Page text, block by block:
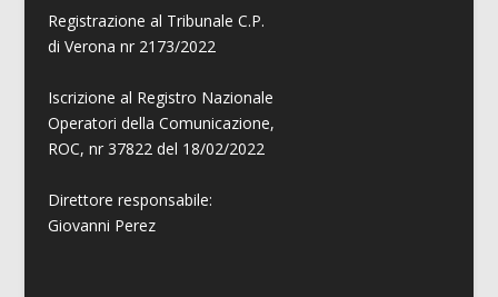
Registrazione al Tribunale C.P.
di Verona nr 2173/2022
Iscrizione al Registro Nazionale
Operatori della Comunicazione,
ROC, nr 37822 del 18/02/2022
Direttore responsabile:
Giovanni Perez